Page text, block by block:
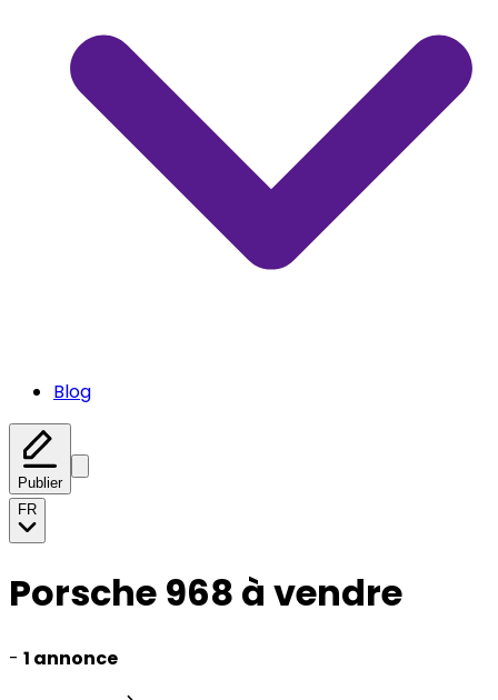
Blog
Publier
FR
Porsche 968 à vendre
- 1 annonce